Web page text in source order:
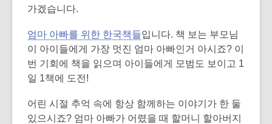
가겠습니다.
엄마 아빠를 위한 한국책들입니다. 책 보는 부모님
이 아이들에게 가장 멋진 엄마 아빠인거 아시죠? 이
번 기회에 책을 읽으며 아이들에게 모범도 보이고 1
일 1책에 도전!
어린 시절 추억 속에 항상 함께하는 이야기가 한 둘
있으시죠? 엄마 아빠가 어렸을 때 할머니 할아버지